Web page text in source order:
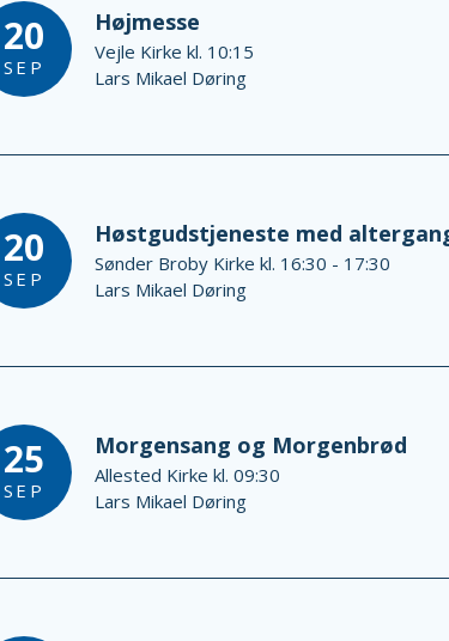
20
SEP
Højmesse
Vejle Kirke kl. 10:15
Lars Mikael Døring
20
SEP
Høstgudstjeneste med
Sønder Broby Kirke kl. 16:30 - 17:30
Lars Mikael Døring
25
SEP
Morgensang og Morgenbrød
Allested Kirke kl. 09:30
Lars Mikael Døring